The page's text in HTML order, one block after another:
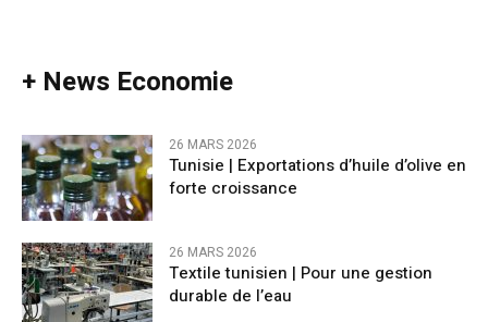
+ News Economie
26 MARS 2026
Tunisie | Exportations d’huile d’olive en
forte croissance
26 MARS 2026
Textile tunisien | Pour une gestion
durable de l’eau